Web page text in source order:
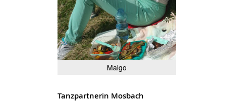
Malgo
Tanzpartnerin Mosbach